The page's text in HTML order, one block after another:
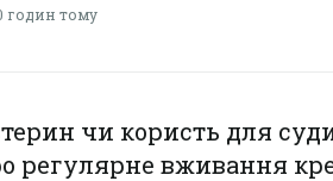
годин тому
чи користь для
регулярне вживання